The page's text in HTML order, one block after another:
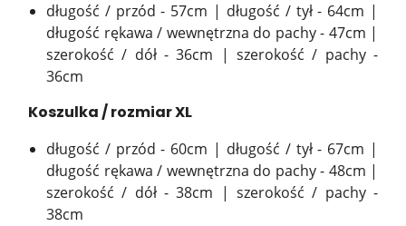
długość / przód - 57cm | długość / tył - 64cm |
długość rękawa / wewnętrzna do pachy - 47cm |
szerokość / dół - 36cm | szerokość / pachy -
36cm
Koszulka / rozmiar XL
długość / przód - 60cm | długość / tył - 67cm |
długość rękawa / wewnętrzna do pachy - 48cm |
szerokość / dół - 38cm | szerokość / pachy -
38cm